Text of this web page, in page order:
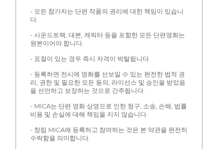
- 모든 참가자는 단편 작품의 권리에 대한 책임이 있습니
다.
- 사운드트랙, 대본, 캐릭터 등을 포함한 모든 단편영화는
원본이어야 합니다.
- 표절이 있는 경우 즉시 자격이 박탈됩니다.
- 등록하면 전시에 영화를 선보일 수 있는 완전한 법적 권
리, 권한 및 필요한 모든 동의, 라이선스 및 승인을 받았음
을 선언하고 보장하는 것으로 간주됩니다.
- MICA는 단편 영화 상영으로 인한 청구, 소송, 손해, 법률
비용 및 손실에 대해 책임을 지지 않습니다.
- 창립 MICA에 등록하고 참여하는 것은 본 약관을 완전히
수락함을 의미합니다.